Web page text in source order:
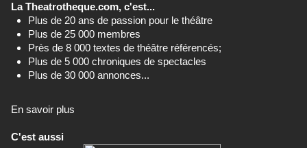
La Theatrotheque.com, c'est...
Plus de 20 ans de passion pour le théâtre
Plus de 25 000 membres
Près de 8 000 textes de théâtre référencés;
Plus de 5 000 chroniques de spectacles
Plus de 30 000 annonces...
En savoir plus
C'est aussi